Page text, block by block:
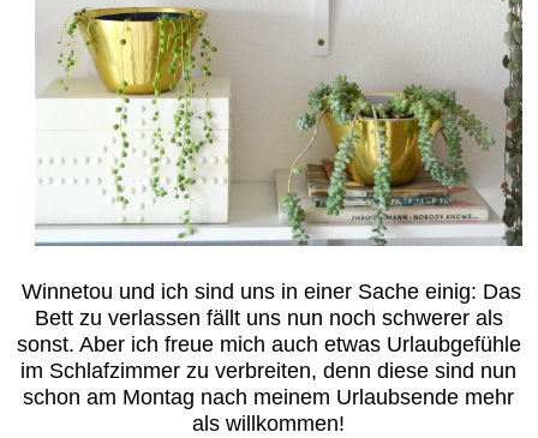
Winnetou und ich sind uns in einer Sache einig: Das
Bett zu verlassen fällt uns nun noch schwerer als
sonst. Aber ich freue mich auch etwas Urlaubgefühle
im Schlafzimmer zu verbreiten, denn diese sind nun
schon am Montag nach meinem Urlaubsende mehr
als willkommen!